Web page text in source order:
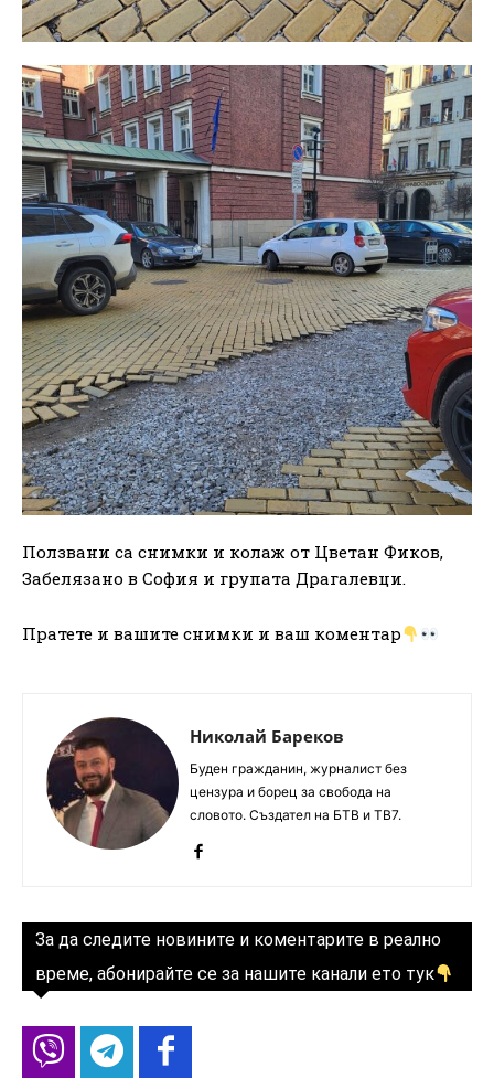
Ползвани са снимки и колаж от Цветан Фиков,
Забелязано в София и групата Драгалевци.
Пратете и вашите снимки и ваш коментар
Николай Бареков
Буден гражданин, журналист без
цензура и борец за свобода на
словото. Създател на БТВ и ТВ7.
За да следите новините и коментарите в реално
време, абонирайте се за нашите канали ето тук